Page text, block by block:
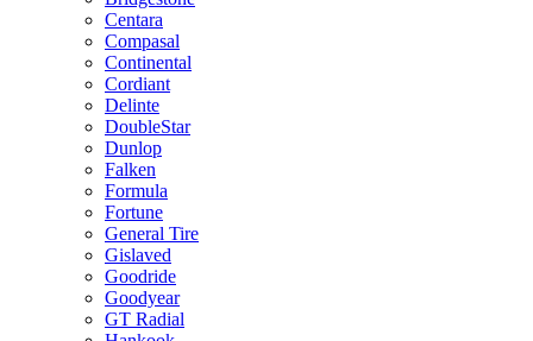
Centara
Compasal
Continental
Cordiant
Delinte
DoubleStar
Dunlop
Falken
Formula
Fortune
General Tire
Gislaved
Goodride
Goodyear
GT Radial